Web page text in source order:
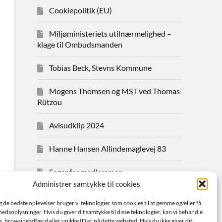
Administrer samtykke til cookies
de bedste oplevelser bruger vi teknologier som cookies til at gemme og/eller få
Hvis du giver dit samtykke til disse teknologier, kan vi behandle
Cookiepolitik (EU)
Miljøministeriets utilnærmelighed –
klage til Ombudsmanden
Tobias Beck, Stevns Kommune
Mogens Thomsen og MST ved Thomas
Rützou
Avisudklip 2024
Hanne Hansen Allindemaglevej 83
Sager for medlemmer
Avisudklip 2026